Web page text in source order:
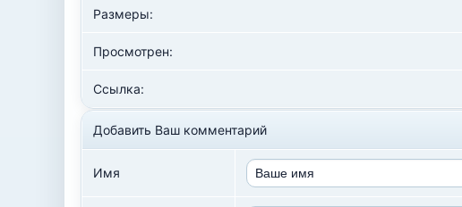
Размеры:
Просмотрен:
Ссылка:
Добавить Ваш комментарий
Имя